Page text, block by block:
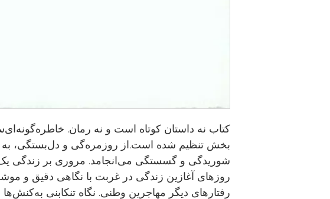
کتاب نه داستان کوتاه‌ است و نه رمان.
بخش تنظیم شده ‌است.از روزمره‌گی و دل‌بستگی،
شوریدگی و گسستگی می‌انجامد. مروری بر زندگی یک
روزهای آغازین زندگی در غربت با نگاهی دقیق و
رفتارهای دیگر مهاجرین وطنی. نگاه تنکابنی به‌کنش‌ها